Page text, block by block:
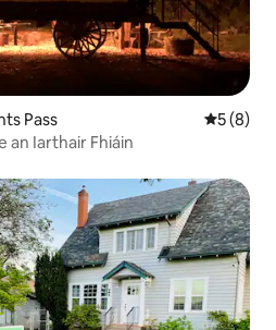
Pass
5 (8)
an Iarthair Fhiáin